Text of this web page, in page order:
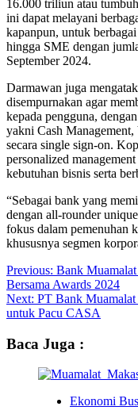
16.000 triliun atau
ini dapat melayani
kapanpun, untuk
hingga SME dengan
September 2024.
Darmawan juga
disempurnakan agar
kepada pengguna,
yakni Cash
secara single sign-on.
personalized
kebutuhan bisnis serta
“Sebagai bank yang
dengan all-rounder
fokus dalam pemenuhan
khususnya segmen
Post
navigation
Previous: Bank
Bersama Awards 2024
Next: PT Bank
untuk Pacu CASA
Baca Juga :
Ekonomi